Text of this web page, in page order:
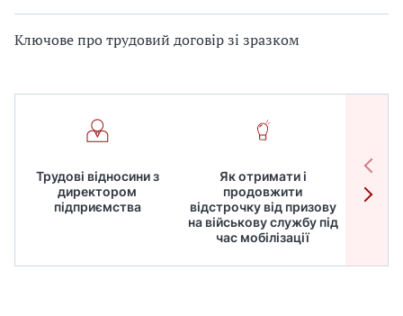
Ключове про трудовий договір зі зразком
Трудові відносини з
директором
підприємства
Як отримати і
продовжити
відстрочку від призову
на військову службу під
час мобілізації